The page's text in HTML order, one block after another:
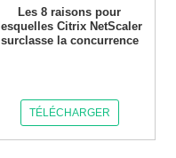
Les 8 raisons pour
lesquelles Citrix NetScaler
surclasse la concurrence
TÉLÉCHARGER